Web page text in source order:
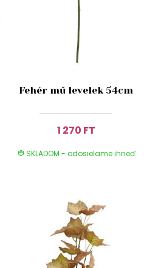
Fehér mű levelek 54cm
1 270 FT
SKLADOM - odosielame ihneď